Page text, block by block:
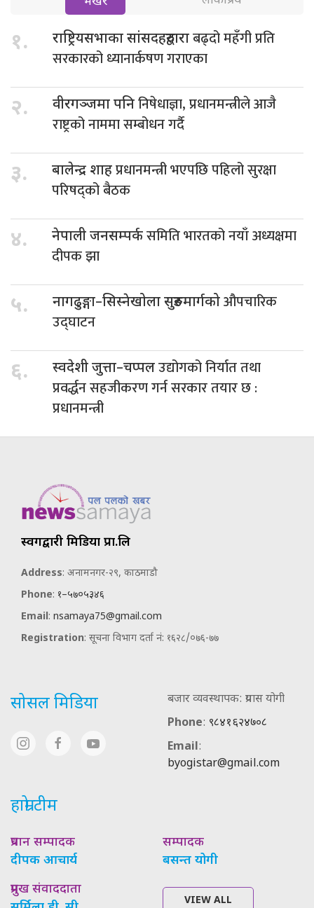
१. राष्ट्रियसभाका सांसदहरुद्वाराबढ्दो महँगी प्रति
सरकारको ध्यानार्कषण गराएका
२. वीरगञ्जमा पनिनिषेधाज्ञा, प्रधानमन्त्रीले आजै
राष्ट्रको नाममा सम्बोधन गर्दै
३. बालेन्द्र शाहप्रधानमन्त्री भएपछि पहिलो सुरक्षा
परिषद्को बैठक
४. नेपाली जनसम्पर्कसमिति भारतको नयाँ अध्यक्षमा
दीपक झा
५. नागढुङ्गा–सिस्नेखोला सुरुङमार्गकोऔपचारिक
उद्घाटन
६. स्वदेशी जुत्ता–चप्पलउद्योगको निर्यात तथा
प्रवर्द्धन सहजीकरण गर्न सरकार तयार छ :
प्रधानमन्त्री
स्वर्गद्वारी मिडिया प्रा.लि
Address: अनामनगर-२९, काठमाडौ
Phone: १–५७०५३४६
Email: nsamaya75@gmail.com
Registration: सूचना विभाग दर्ता नं: १६२८/०७६-७७
सोसल मिडिया
बजार व्यवस्थापक: प्रयास योगी
Phone: ९८४१६२४७०८
Email:
byogistar@gmail.com
हाम्रो टीम
प्रधान सम्पादक
दीपक आचार्य
सम्पादक
बसन्त योगी
प्रमुख संवाददाता
VIEW ALL